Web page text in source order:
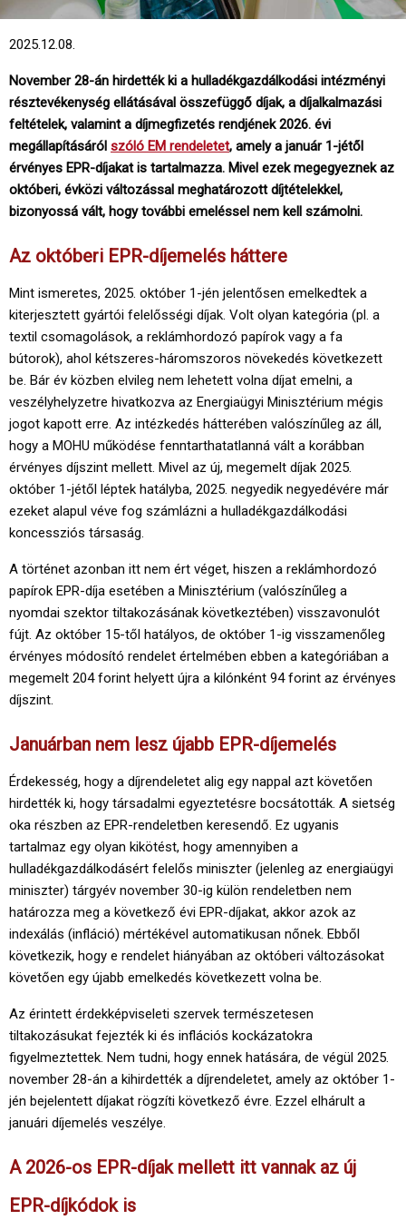
2025.12.08.
November 28-án hirdették ki a hulladékgazdálkodási intézményi
résztevékenység ellátásával összefüggő díjak, a díjalkalmazási
feltételek, valamint a díjmegfizetés rendjének 2026. évi
megállapításáról szóló EM rendeletet, amely a január 1-jétől
érvényes EPR-díjakat is tartalmazza. Mivel ezek megegyeznek az
októberi, évközi változással meghatározott díjtételekkel,
bizonyossá vált, hogy további emeléssel nem kell számolni.
Az októberi EPR-díjemelés háttere
Mint ismeretes, 2025. október 1-jén jelentősen emelkedtek a
kiterjesztett gyártói felelősségi díjak. Volt olyan kategória (pl. a
textil csomagolások, a reklámhordozó papírok vagy a fa
bútorok), ahol kétszeres-háromszoros növekedés következett
be. Bár év közben elvileg nem lehetett volna díjat emelni, a
veszélyhelyzetre hivatkozva az Energiaügyi Minisztérium mégis
jogot kapott erre. Az intézkedés hátterében valószínűleg az áll,
hogy a MOHU működése fenntarthatatlanná vált a korábban
érvényes díjszint mellett. Mivel az új, megemelt díjak 2025.
október 1-jétől léptek hatályba, 2025. negyedik negyedévére már
ezeket alapul véve fog számlázni a hulladékgazdálkodási
koncessziós társaság.
A történet azonban itt nem ért véget, hiszen a reklámhordozó
papírok EPR-díja esetében a Minisztérium (valószínűleg a
nyomdai szektor tiltakozásának következtében) visszavonulót
fújt. Az október 15-től hatályos, de október 1-ig visszamenőleg
érvényes módosító rendelet értelmében ebben a kategóriában a
megemelt 204 forint helyett újra a kilónként 94 forint az érvényes
díjszint.
Januárban nem lesz újabb EPR-díjemelés
Érdekesség, hogy a díjrendeletet alig egy nappal azt követően
hirdették ki, hogy társadalmi egyeztetésre bocsátották. A sietség
oka részben az EPR-rendeletben keresendő. Ez ugyanis
tartalmaz egy olyan kikötést, hogy amennyiben a
hulladékgazdálkodásért felelős miniszter (jelenleg az energiaügyi
miniszter) tárgyév november 30-ig külön rendeletben nem
határozza meg a következő évi EPR-díjakat, akkor azok az
indexálás (infláció) mértékével automatikusan nőnek. Ebből
következik, hogy e rendelet hiányában az októberi változásokat
követően egy újabb emelkedés következett volna be.
Az érintett érdekképviseleti szervek természetesen
tiltakozásukat fejezték ki és inflációs kockázatokra
figyelmeztettek. Nem tudni, hogy ennek hatására, de végül 2025.
november 28-án a kihirdették a díjrendeletet, amely az október 1-
jén bejelentett díjakat rögzíti következő évre. Ezzel elhárult a
januári díjemelés veszélye.
A 2026-os EPR-díjak mellett itt vannak az új
EPR-díjkódok is